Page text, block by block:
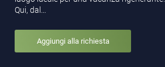
Qui, dal…
Aggiungi alla richiesta